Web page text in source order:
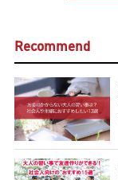
Recommend